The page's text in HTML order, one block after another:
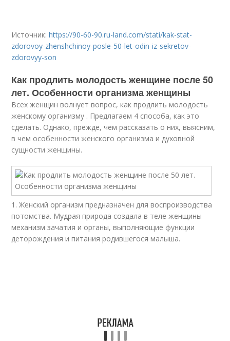
Источник:https://90-60-90.ru-land.com/stati/kak-stat-
zdorovoy-zhenshchinoy-posle-50-let-odin-iz-sekretov-
zdorovyy-son
Как продлить молодость женщине после 50
лет. Особенности организма женщины
Всех женщин волнует вопрос, как продлить молодость
женскому организму . Предлагаем 4 способа, как это
сделать. Однако, прежде, чем рассказать о них, выясним,
в чем особенности женского организма и духовной
сущности женщины.
1. Женский организм предназначен для воспроизводства
потомства. Мудрая природа создала в теле женщины
механизм зачатия и органы, выполняющие функции
деторождения и питания родившегося малыша.